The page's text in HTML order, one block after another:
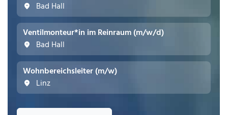
Bad Hall
Ventilmonteur*in im Reinraum (m/w/d)
Bad Hall
Wohnbereichsleiter (m/w)
Linz